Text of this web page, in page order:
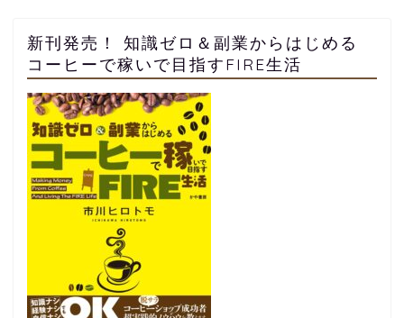
新刊発売！ 知識ゼロ＆副業からはじめる
コーヒーで稼いで目指すFIRE生活